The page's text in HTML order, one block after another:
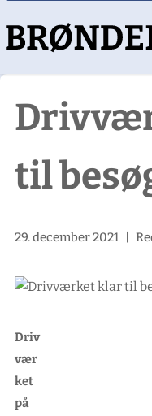
til
29. december 2021 |
Driv
vær
ket
på